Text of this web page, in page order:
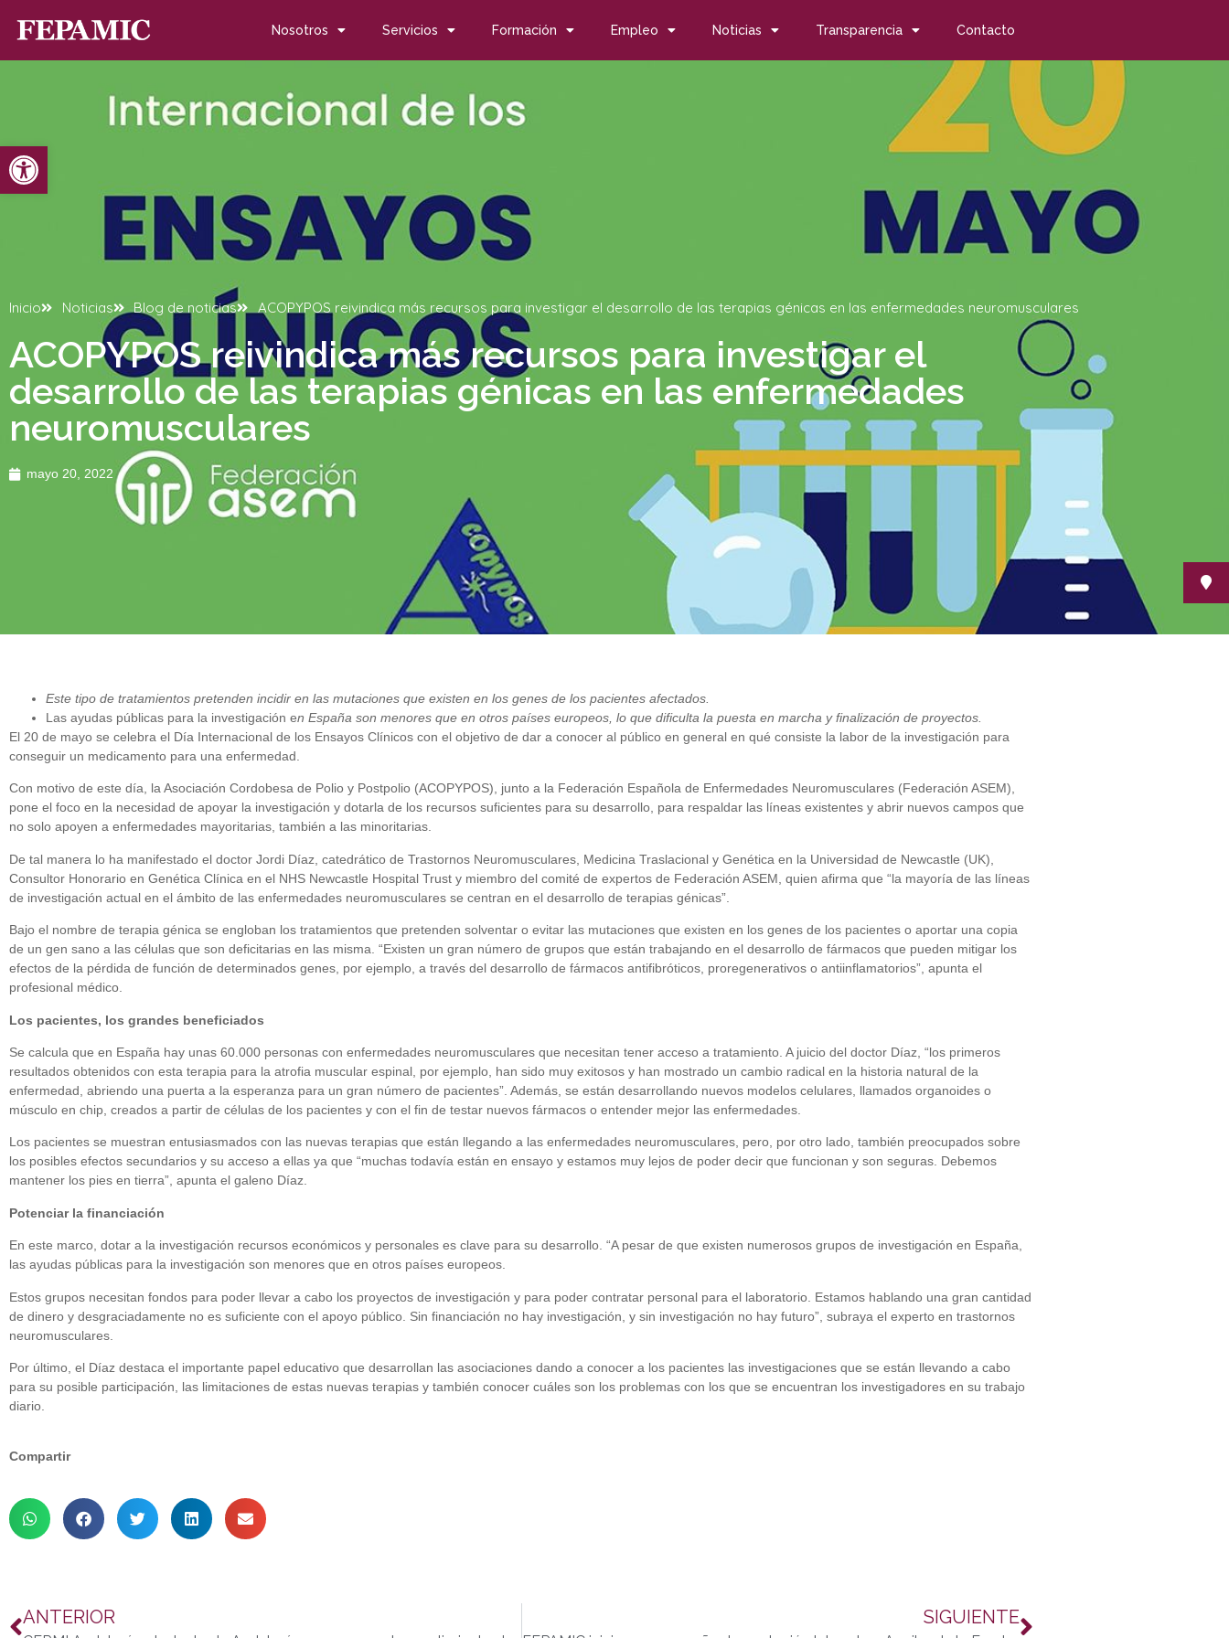
Abrir barra de herramientas
Nosotros Servicios Formación Empleo Noticias Transparencia Contacto
Inicio Noticias Blog de noticias ACOPYPOS reivindica más recursos para investigar el desarrollo de las terapias génicas en las enfermedades neuromusculares
ACOPYPOS reivindica más recursos para investigar el
desarrollo de las terapias génicas en las enfermedades
neuromusculares
mayo 20, 2022
Este tipo de tratamientos pretenden incidir en las mutaciones que existen en los genes de los pacientes afectados.
Las ayudas públicas para la investigación en España son menores que en otros países europeos, lo que dificulta la puesta en marcha y finalización de proyectos.
El 20 de mayo se celebra el Día Internacional de los Ensayos Clínicos con el objetivo de dar a conocer al público en general en qué consiste la labor de la investigación para
conseguir un medicamento para una enfermedad.
Con motivo de este día, la Asociación Cordobesa de Polio y Postpolio (ACOPYPOS), junto a la Federación Española de Enfermedades Neuromusculares (Federación ASEM),
pone el foco en la necesidad de apoyar la investigación y dotarla de los recursos suficientes para su desarrollo, para respaldar las líneas existentes y abrir nuevos campos que
no solo apoyen a enfermedades mayoritarias, también a las minoritarias.
De tal manera lo ha manifestado el doctor Jordi Díaz, catedrático de Trastornos Neuromusculares, Medicina Traslacional y Genética en la Universidad de Newcastle (UK),
Consultor Honorario en Genética Clínica en el NHS Newcastle Hospital Trust y miembro del comité de expertos de Federación ASEM, quien afirma que “la mayoría de las líneas
de investigación actual en el ámbito de las enfermedades neuromusculares se centran en el desarrollo de terapias génicas”.
Bajo el nombre de terapia génica se engloban los tratamientos que pretenden solventar o evitar las mutaciones que existen en los genes de los pacientes o aportar una copia
de un gen sano a las células que son deficitarias en las misma. “Existen un gran número de grupos que están trabajando en el desarrollo de fármacos que pueden mitigar los
efectos de la pérdida de función de determinados genes, por ejemplo, a través del desarrollo de fármacos antifibróticos, proregenerativos o antiinflamatorios”, apunta el
profesional médico.
Los pacientes, los grandes beneficiados
Se calcula que en España hay unas 60.000 personas con enfermedades neuromusculares que necesitan tener acceso a tratamiento. A juicio del doctor Díaz, “los primeros
resultados obtenidos con esta terapia para la atrofia muscular espinal, por ejemplo, han sido muy exitosos y han mostrado un cambio radical en la historia natural de la
enfermedad, abriendo una puerta a la esperanza para un gran número de pacientes”. Además, se están desarrollando nuevos modelos celulares, llamados organoides o
músculo en chip, creados a partir de células de los pacientes y con el fin de testar nuevos fármacos o entender mejor las enfermedades.
Los pacientes se muestran entusiasmados con las nuevas terapias que están llegando a las enfermedades neuromusculares, pero, por otro lado, también preocupados sobre
los posibles efectos secundarios y su acceso a ellas ya que “muchas todavía están en ensayo y estamos muy lejos de poder decir que funcionan y son seguras. Debemos
mantener los pies en tierra”, apunta el galeno Díaz.
Potenciar la financiación
En este marco, dotar a la investigación recursos económicos y personales es clave para su desarrollo. “A pesar de que existen numerosos grupos de investigación en España,
las ayudas públicas para la investigación son menores que en otros países europeos.
Estos grupos necesitan fondos para poder llevar a cabo los proyectos de investigación y para poder contratar personal para el laboratorio. Estamos hablando una gran cantidad
de dinero y desgraciadamente no es suficiente con el apoyo público. Sin financiación no hay investigación, y sin investigación no hay futuro”, subraya el experto en trastornos
neuromusculares.
Por último, el Díaz destaca el importante papel educativo que desarrollan las asociaciones dando a conocer a los pacientes las investigaciones que se están llevando a cabo
para su posible participación, las limitaciones de estas nuevas terapias y también conocer cuáles son los problemas con los que se encuentran los investigadores en su trabajo
diario.
Compartir
ANTERIOR SIGUIENTE